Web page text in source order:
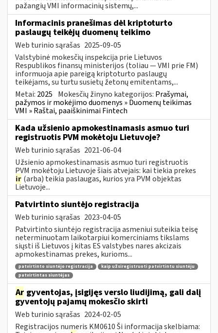
pažangių VMI informacinių sistemų,...
Informacinis pranešimas dėl kriptoturto
paslaugų teikėjų duomenų teikimo
Web turinio sąrašas 2025-09-05
Valstybinė mokesčių inspekcija prie Lietuvos
Respublikos finansų ministerijos (toliau — VMI prie FM)
informuoja apie pareigą kriptoturto paslaugų
teikėjams, su turtu susietų žetonų emitentams,...
Metai: 2025 Mokesčių žinyno kategorijos: Prašymai,
pažymos ir mokėjimo duomenys » Duomenų teikimas
VMI » Raštai, paaiškinimai Fintech
Kada užsienio apmokestinamasis asmuo turi
registruotis PVM mokėtoju Lietuvoje?
Web turinio sąrašas 2021-06-04
Užsienio apmokestinamasis asmuo turi registruotis
PVM mokėtoju Lietuvoje šiais atvejais: kai tiekia prekes
ir (arba) teikia paslaugas, kurios yra PVM objektas
Lietuvoje...
Patvirtinto siuntėjo registracija
Web turinio sąrašas 2023-04-05
Patvirtinto siuntėjo registracija asmeniui suteikia teisę
neterminuotam laikotarpiui komerciniams tikslams
siųsti iš Lietuvos į kitas ES valstybes nares akcizais
apmokestinamas prekes, kurioms...
patvirtinto siuntėjo registracija
kaip užsiregistruoti patvirtintu siuntėju
patvirtintas siuntėjas
Ar gyventojas, įsigijęs verslo liudijimą, gali dalį
gyventojų pajamų mokesčio skirti
Web turinio sąrašas 2024-02-05
Registracijos numeris KM0610 Ši informacija skelbiama: